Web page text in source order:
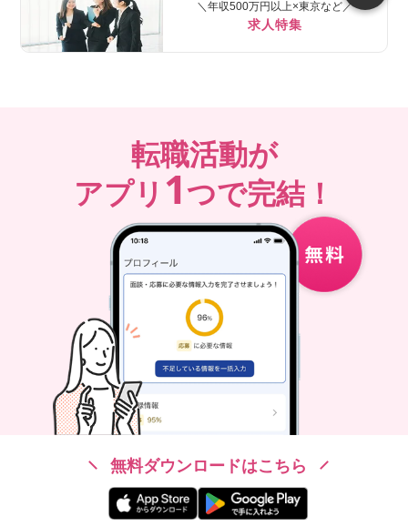
＼年収500万円以上×東京など／
求人特集
転職活動が
アプリ 1つで完結！
無料ダウンロードはこちら